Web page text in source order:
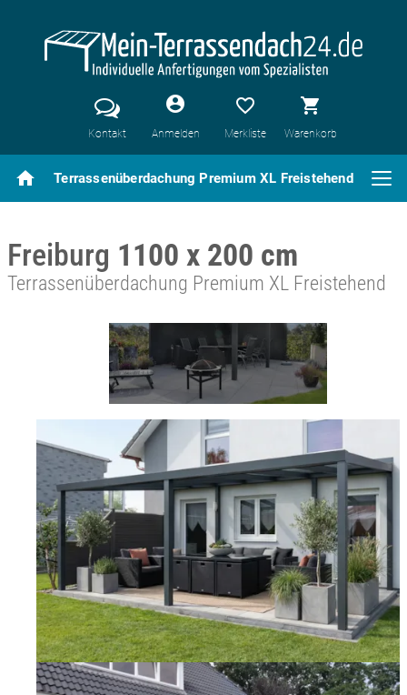
Kontakt
account_circle
Anmelden
favorite_border
Merkliste
shopping_cart
Warenkorb
home Terrassenüberdachung Premium XL Freistehend
Freiburg 1100 x 200 cm
Terrassenüberdachung Premium XL Freistehend